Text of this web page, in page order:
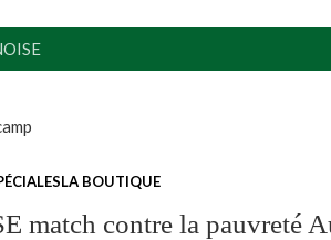
LA BOUTIQUE
match contre la pauvreté